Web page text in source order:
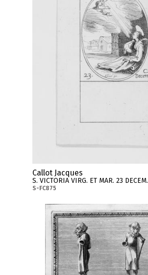
Callot Jacques
S. VICTORIA VIRG. ET MAR. 23 DECEM.
S-FC875